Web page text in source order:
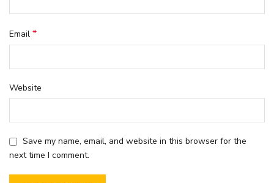
Email *
Website
Save my name, email, and website in this browser for the
next time I comment.